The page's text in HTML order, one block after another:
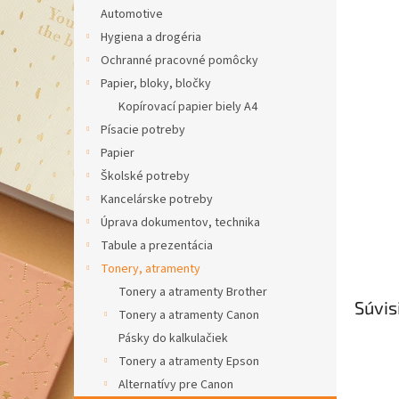
Automotive
Hygiena a drogéria
Ochranné pracovné pomôcky
Papier, bloky, bločky
Kopírovací papier biely A4
Písacie potreby
Papier
Školské potreby
Kancelárske potreby
Úprava dokumentov, technika
Tabule a prezentácia
Tonery, atramenty
Tonery a atramenty Brother
Tonery a atramenty Canon
Pásky do kalkulačiek
Tonery a atramenty Epson
Alternatívy pre Canon